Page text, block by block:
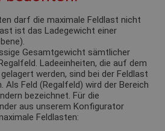
darf die maximale Feldlast nicht
ist das Ladegewicht einer
Gesamtgewicht sämtlicher
Ladeeinheiten, die auf dem
werden, sind bei der Feldlast
Als Feld (Regalfeld) wird der Bereich
bezeichnet. Für die
aus unserem Konfigurator
Feldlasten: